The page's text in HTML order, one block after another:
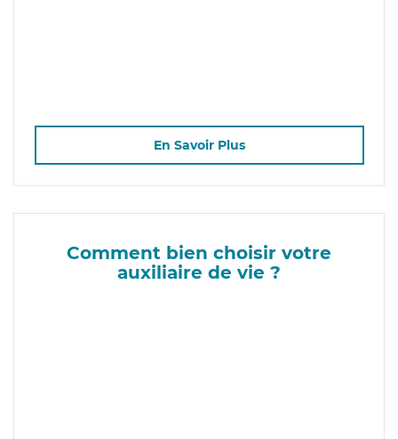
En Savoir Plus
Comment bien choisir votre
auxiliaire de vie ?